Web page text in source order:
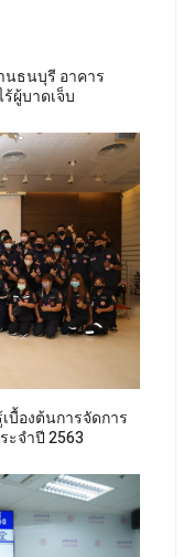
นธนบุรี อาคาร
ผู้บาดเจ็บ
บื้องต้นการจัดการ
ะจำปี 2563